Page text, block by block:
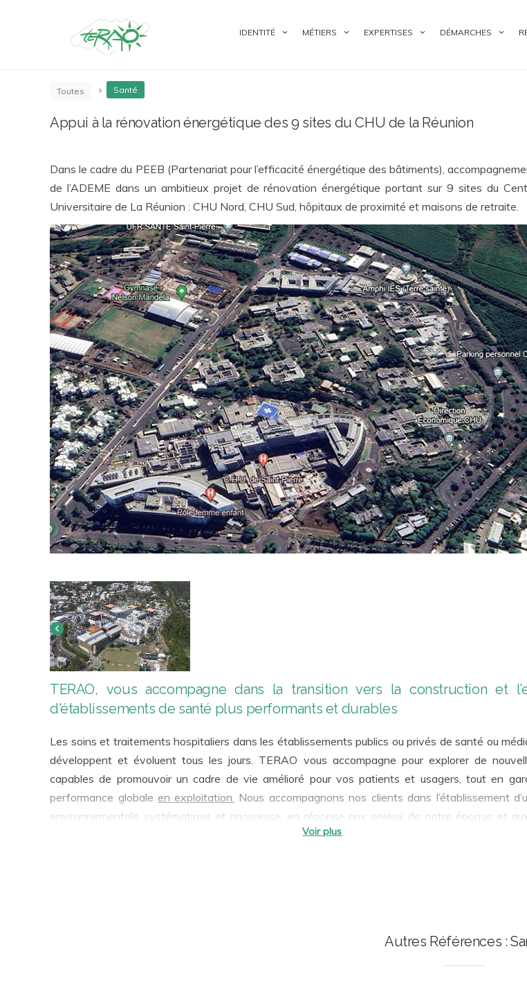
IDENTITÉ MÉTIERS EXPERTISES DÉMARCHES
Toutes Santé
Appui à la rénovation énergétique des 9 sites du CHU de la Réunion
Dans le cadre du PEEB (Partenariat pour l’efficacité énergétique des bâtiments),
de l’ADEME dans un ambitieux projet de rénovation énergétique portant sur 9 sites du
Universitaire de La Réunion : CHU Nord, CHU Sud, hôpitaux de proximité et maisons de retraite.
TERAO, vous accompagne dans la transition vers la construction et
d'établissements de santé plus performants et durables
Les soins et traitements hospitaliers dans les établissements publics ou privés de santé ou
développent et évoluent tous les jours. TERAO vous accompagne pour explorer de
capables de promouvoir un cadre de vie amélioré pour vos patients et usagers, tout en
performance globale en exploitation.
environnementale systématique et rigoureuse, en réponse aux enjeux de notre époque et
leurs parties prenantes, dans le cadre d’une offre optimale du point de vue technico-économique.
Autres Références :